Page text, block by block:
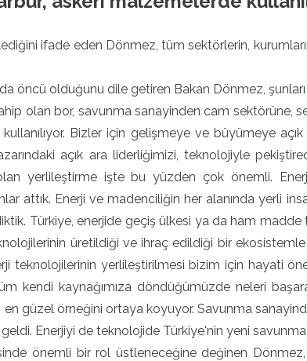
ifade eden Dönmez, tüm sektörlerin,
öncü olduğunu dile getiren Bakan Dönmez,
olan bor, savunma sanayinden cam sektörüne,
Bizler için gelişmeye ve büyümeye
açık ara liderliğimizi, teknolojiyle
yerlileştirme işte bu yüzden çok önemli.
attık. Enerji ve madenciliğin her alanında yerli
Türkiye, enerjide geçiş ülkesi ya da ham
üretildiği ve ihraç edildiği bir
teknolojilerinin yerlileştirilmesi bizim için hayati
kendi kaynağımıza döndüğümüzde neleri
güzel örneğini ortaya koyuyor. Savunma
Enerjiyi de teknolojide Türkiye'nin yeni
önemli bir rol üstleneceğine değinen Dönmez,